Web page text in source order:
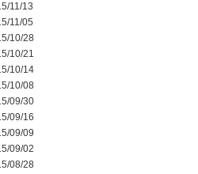
11/13
11/05
10/28
10/21
10/14
10/08
09/30
09/16
09/09
09/02
08/28